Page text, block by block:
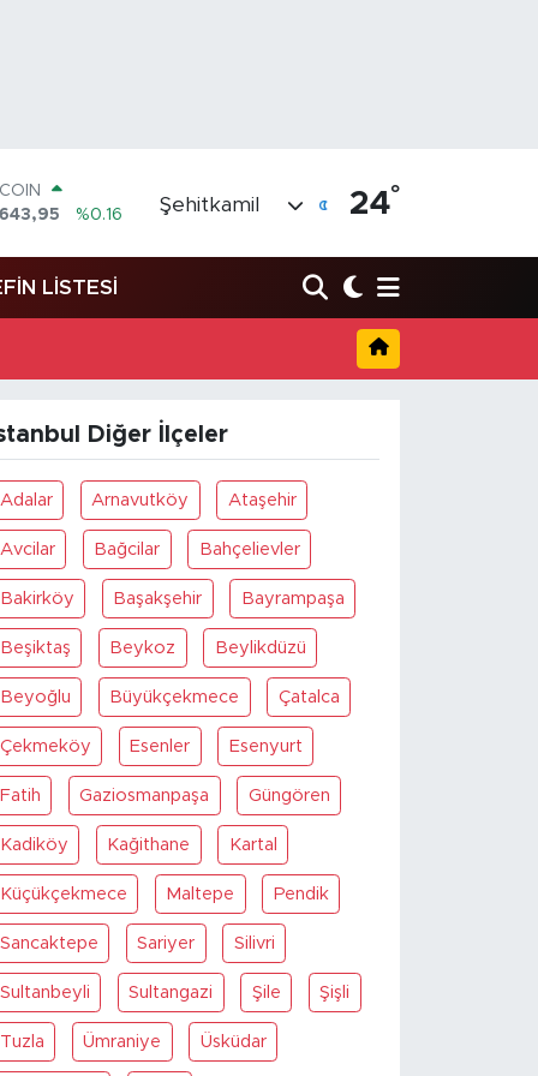
%-0.08
%70
Şehitkamil 24°
LİSTESİ
Diğer İlçeler
Adalar Arnavutköy Ataşehir
Avcilar Bağcilar Bahçelievler
Bakirköy Başakşehir Bayrampaşa
Beşiktaş Beykoz Beylikdüzü
Beyoğlu Büyükçekmece Çatalca
Çekmeköy Esenler Esenyurt
Fatih Gaziosmanpaşa Güngören
Kadiköy Kağithane Kartal
Küçükçekmece Maltepe Pendik
Sancaktepe Sariyer Silivri
Sultanbeyli Sultangazi Şile Şişli
Tuzla Ümraniye Üsküdar